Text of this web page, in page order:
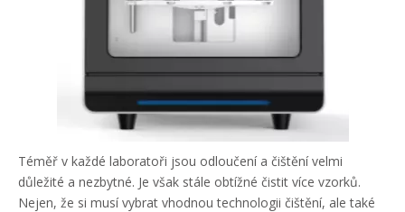
Téměř v každé laboratoři jsou odloučení a čištění velmi
důležité a nezbytné. Je však stále obtížné čistit více vzorků.
Nejen, že si musí vybrat vhodnou technologii čištění, ale také